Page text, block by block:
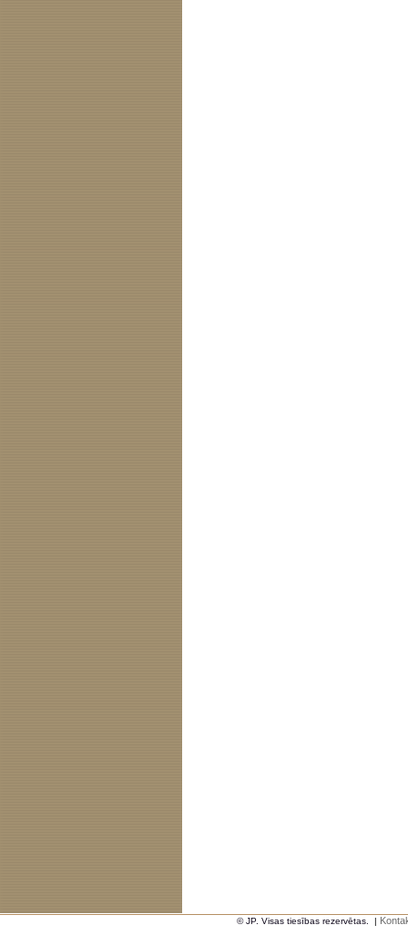
© JP. Visas tiesības rezervētas. |